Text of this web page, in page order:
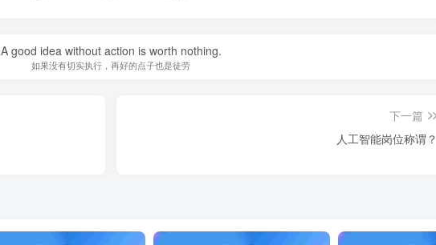
A good idea without action is worth nothing.
如果没有切实执行，再好的点子也是徒劳
下一篇
人工智能岗位称谓？